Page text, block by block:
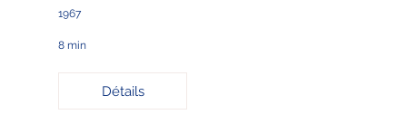
1967
8 min
Détails